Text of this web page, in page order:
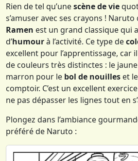
Rien de tel qu’unescène de vie
s’amuser avec ses crayons ! Naruto
Ramen est un grand classique qui
d’humourà l’activité. Ce type de
excellent pour l’apprentissage, car
de couleurs très distinctes : le
marron pour le bol de nouilles et
comptoir. C’est un excellent
ne pas dépasser les lignes tout en
Plongez dans l’ambiance
préféré de Naruto :